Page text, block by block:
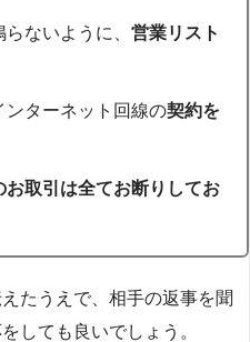
らないように、営業リスト
ンターネット回線の契約を
お取引は全てお断りしてお
たうえで、相手の返事を聞
しても良いでしょう。